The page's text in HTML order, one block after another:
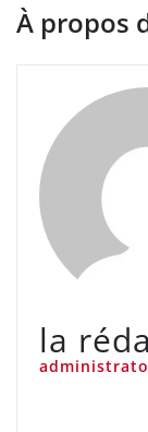
À propos
la